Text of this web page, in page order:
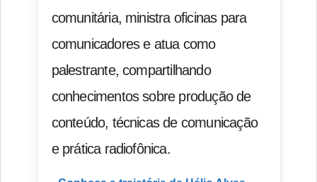
comunitária, ministra oficinas para
comunicadores e atua como
palestrante, compartilhando
conhecimentos sobre produção de
conteúdo, técnicas de comunicação
e prática radiofônica.